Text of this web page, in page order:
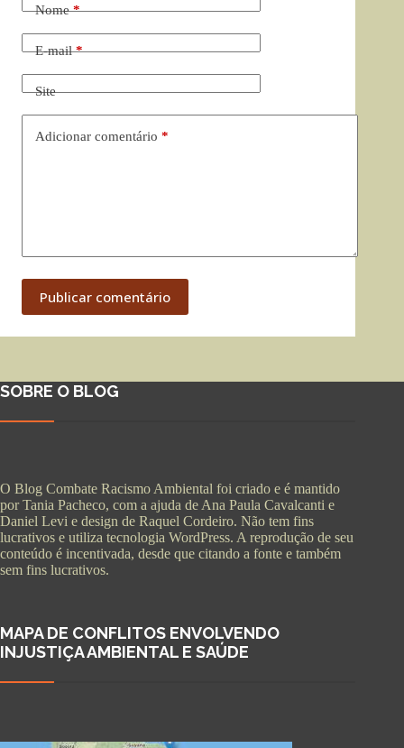
Nome*
E-mail*
Site
Adicionar comentário *
Publicar comentário
SOBRE O BLOG
O Blog Combate Racismo Ambiental foi criado e é mantido
por Tania Pacheco, com a ajuda de Ana Paula Cavalcanti e
Daniel Levi e design de Raquel Cordeiro. Não tem fins
lucrativos e utiliza tecnologia WordPress. A reprodução de seu
conteúdo é incentivada, desde que citando a fonte e também
sem fins lucrativos.
MAPA DE CONFLITOS ENVOLVENDO
INJUSTIÇA AMBIENTAL E SAÚDE